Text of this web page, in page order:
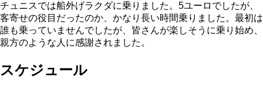
チュニスでは船外げラクダに乗りました。5ユーロでしたが、
客寄せの役目だったのか、かなり長い時間乗りました。最初は
誰も乗っていませんでしたが、皆さんが楽しそうに乗り始め、
親方のような人に感謝されました。
スケジュール